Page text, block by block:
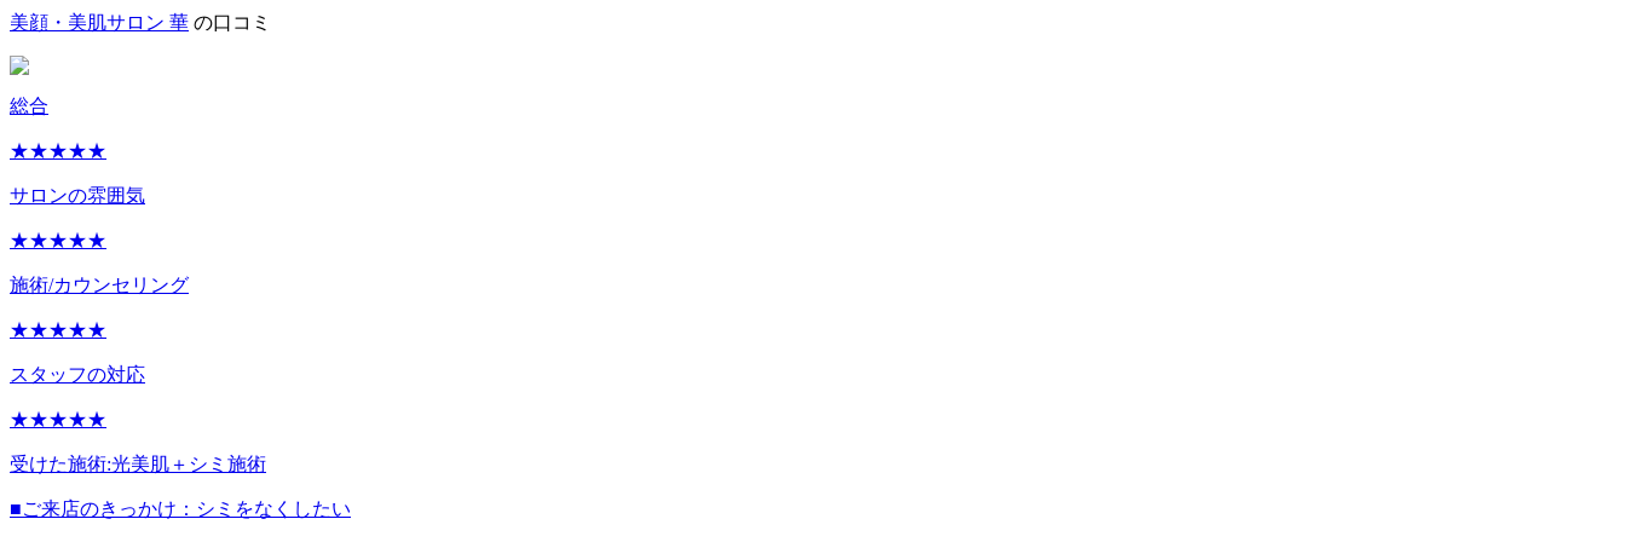
美顔・美肌サロン 華 の口コミ
総合
★★★★★
サロンの雰囲気
★★★★★
施術/カウンセリング
★★★★★
スタッフの対応
★★★★★
受けた施術:光美肌＋シミ施術
■ご来店のきっかけ： シミをなくしたい